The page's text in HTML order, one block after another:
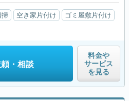
掃 空き家片付け
ゴミ屋敷片付け
・相談
料金や
サービス
を見る